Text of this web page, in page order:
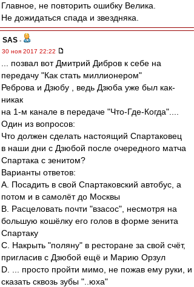
Главное, не повторить ошибку Велика.
Не дожидаться спада и звездняка.
SAS -
30 ноя 2017 22:22
... позвал вот Дмитрий Дибров к себе на
передачу "Как стать миллионером"
Реброва и Дзюбу , ведь Дзюба уже был как-
никак
на 1-м канале в передаче "Что-Где-Когда"....
Один из вопросов:
Что должен сделать настоящий Спартаковец
в наши дни с Дзюбой после очередного матча
Спартака с зенитом?
Варианты ответов:
А. Посадить в свой Спартаковский автобус, а
потом и в самолёт до Москвы
B. Расцеловать почти "взасос", несмотря на
большую кошёлку его голов в форме зенита
Спартаку
C. Накрыть "поляну" в ресторане за свой счёт,
пригласив с Дзюбой ещё и Марию Орзул
D. ... просто пройти мимо, не пожав ему руки, и
сказать сквозь зубы "..юха"